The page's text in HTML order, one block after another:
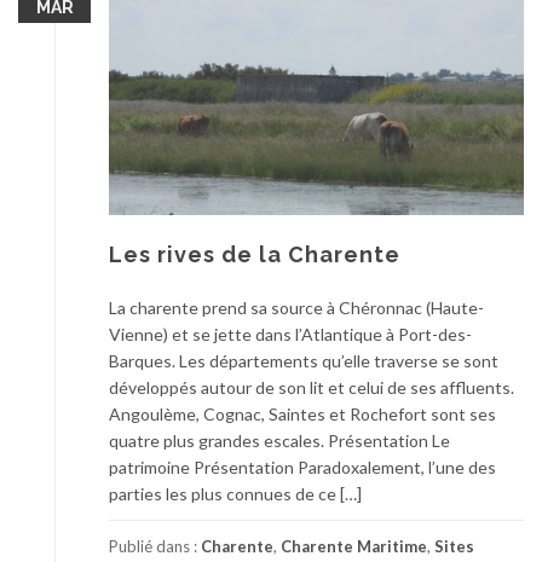
MAR
Les rives de la Charente
La charente prend sa source à Chéronnac (Haute-
Vienne) et se jette dans l’Atlantique à Port-des-
Barques. Les départements qu’elle traverse se sont
développés autour de son lit et celui de ses affluents.
Angoulème, Cognac, Saintes et Rochefort sont ses
quatre plus grandes escales. Présentation Le
patrimoine Présentation Paradoxalement, l’une des
parties les plus connues de ce […]
Publié dans : Charente, Charente Maritime, Sites